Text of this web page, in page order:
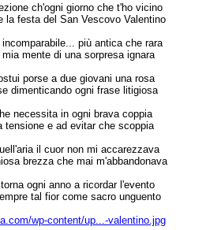
ch'ogni giorno che t'ho vicino
la festa del San Vescovo Valentino
più antica che rara
mente di una sorpresa ignara
porse a due giovani una rosa
dimenticando ogni frase litigiosa
necessita in ogni brava coppia
tensione e ad evitar che scoppia
il cuor non mi accarezzava
brezza che mai m'abbandonava
ogni anno a ricordar l'evento
tal fior come sacro unguento
wp-content/up...-valentino.jpg